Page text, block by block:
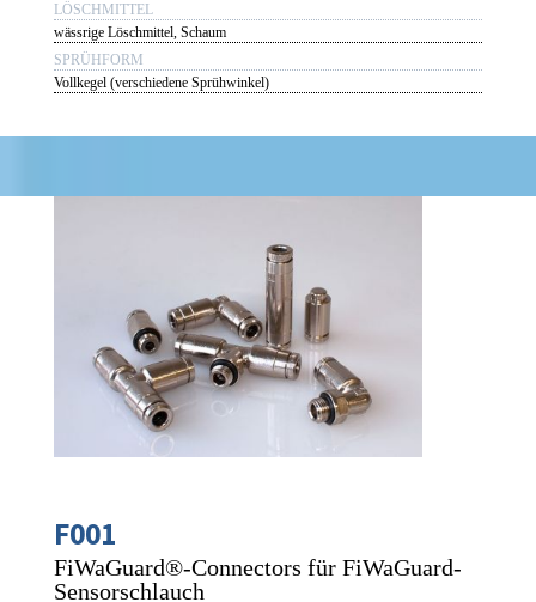
LÖSCHMITTEL
wässrige Löschmittel, Schaum
SPRÜHFORM
Vollkegel (verschiedene Sprühwinkel)
F001
FiWaGuard®-Connectors für FiWaGuard-
Sensorschlauch